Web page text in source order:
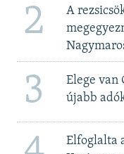
2
A
3
Elege van
újabb
Elfoglalta